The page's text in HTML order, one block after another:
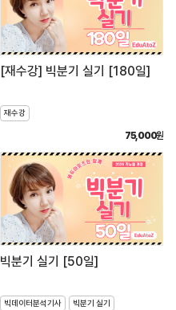
[재수강] 빅분기 실기 [180일]
재수강
75,000원
빅분기 실기 [50일]
빅데이터분석기사 빅분기 실기